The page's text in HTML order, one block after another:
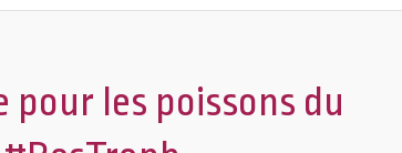
les poissons du